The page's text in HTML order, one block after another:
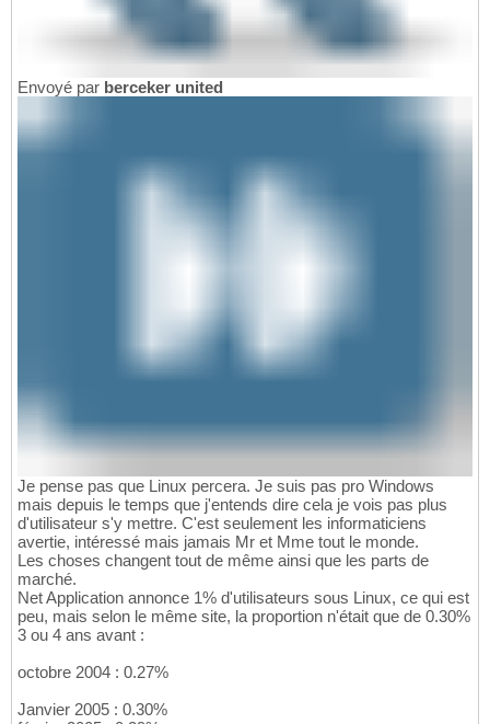
Envoyé par berceker united
Je pense pas que Linux percera. Je suis pas pro Windows
mais depuis le temps que j'entends dire cela je vois pas plus
d'utilisateur s'y mettre. C'est seulement les informaticiens
avertie, intéressé mais jamais Mr et Mme tout le monde.
Les choses changent tout de même ainsi que les parts de
marché.
Net Application annonce 1% d'utilisateurs sous Linux, ce qui est
peu, mais selon le même site, la proportion n'était que de 0.30%
3 ou 4 ans avant :
octobre 2004 : 0.27%
Janvier 2005 : 0.30%